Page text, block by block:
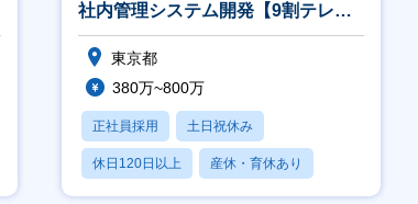
社内管理システム開発【9割テレワ
ーク/要件定義～参画可能】
東京都
380万~800万
正社員採用 土日祝休み
休日120日以上 産休・育休あり
月残業20時間以内